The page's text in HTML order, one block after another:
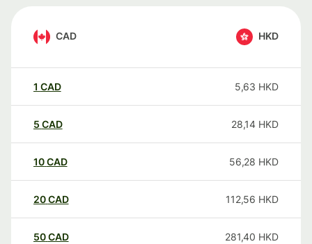
CAD HKD
1 CAD 5,63 HKD
5 CAD 28,14 HKD
10CAD 56,28 HKD
20CAD 112,56 HKD
50CAD 281,40 HKD